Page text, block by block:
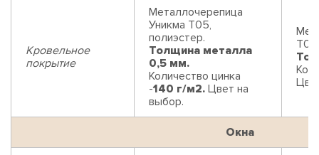
Кровельное
покрытие
Металлочерепица
Уникма Т05,
полиэстер.
Толщина металла
0,5 мм.
Количество цинка
-140 г/м2. Цвет на
выбор.
Окна